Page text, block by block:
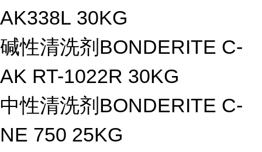
AK338L 30KG
碱性清洗剂BONDERITE C-
AK RT-1022R 30KG
中性清洗剂BONDERITE C-
NE 750 25KG